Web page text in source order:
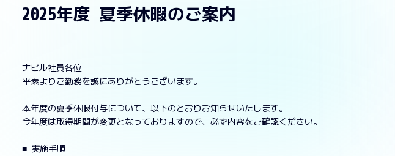
2025年度 夏季休暇のご案内
ナピル社員各位
平素よりご勤務を誠にありがとうございます。
本年度の夏季休暇付与について、以下のとおりお知らせいたします。
今年度は取得期間が変更となっておりますので、必ず内容をご確認ください。
■ 実施手順